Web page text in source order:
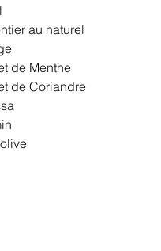
au naturel
de Menthe
de Coriandre